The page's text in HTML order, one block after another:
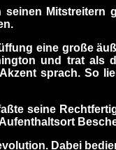
eine große
und trat als
sprach. So
seine
Dabei